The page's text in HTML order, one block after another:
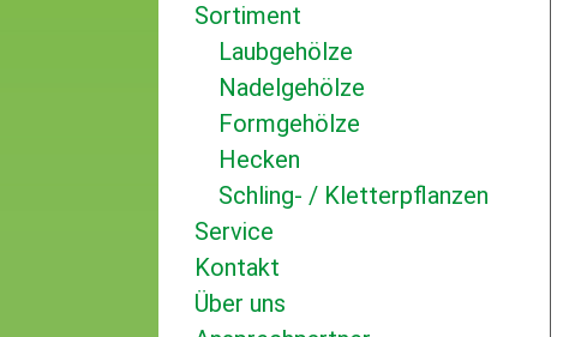
Sortiment
Laubgehölze
Nadelgehölze
Formgehölze
Hecken
Schling- / Kletterpflanzen
Service
Kontakt
Über uns